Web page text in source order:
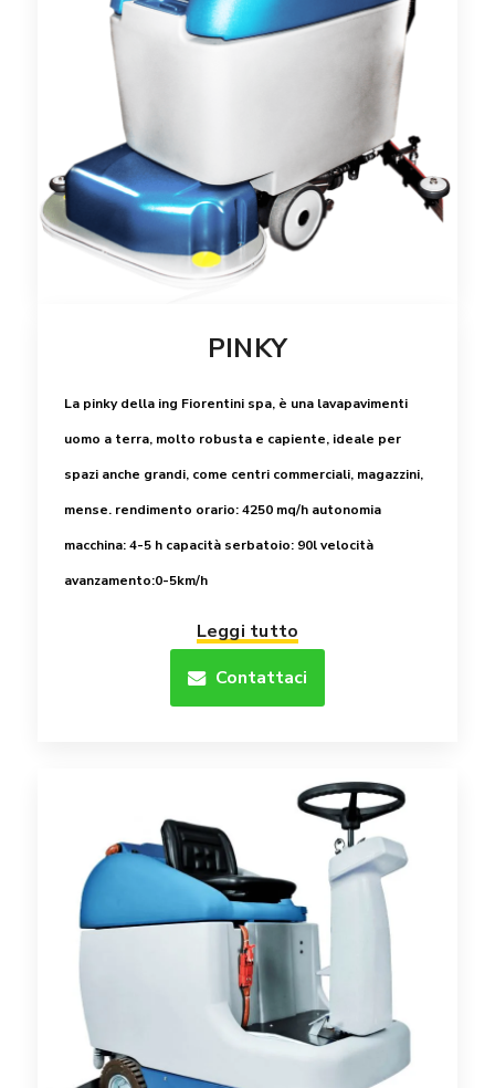
PINKY
La pinky della ing Fiorentini spa, è una lavapavimenti
uomo a terra, molto robusta e capiente, ideale per
spazi anche grandi, come centri commerciali, magazzini,
mense. rendimento orario: 4250 mq/h autonomia
macchina: 4-5 h capacità serbatoio: 90l velocità
avanzamento:0-5km/h
Leggi tutto
Contattaci